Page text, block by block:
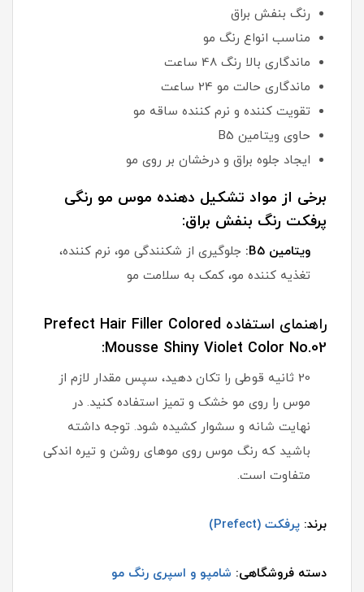
رنگ بنفش براق
مناسب انواع رنگ مو
ماندگاری بالا رنگ 48 ساعت
ماندگاری حالت مو 24 ساعت
تقویت کننده و نرم کننده ساقه مو
حاوی ویتامین B5
ایجاد جلوه براق و درخشان بر روی مو
برخی از مواد تشکیل دهنده موس مو رنگی
پرفکت رنگ بنفش براق:
ویتامین B5:
جلوگیری از شکنندگی مو، نرم کننده،
تغذیه کننده مو، کمک به سلامت مو
راهنمای استفاده Prefect Hair Filler Colored
Mousse Shiny Violet Color No.02:
20 ثانیه قوطی را تکان دهید، سپس مقدار لازم از
موس را روی مو خشک و تمیز استفاده کنید. در
نهایت شانه و سشوار کشیده شود. توجه داشته
باشید که رنگ موس روی موهای روشن و تیره اندکی
متفاوت است.
برند: پرفکت (Prefect)
دسته فروشگاهی: شامپو و اسپری رنگ مو